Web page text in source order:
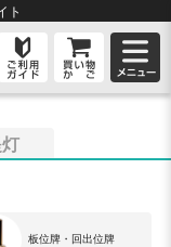
ト
板位牌・回出位牌